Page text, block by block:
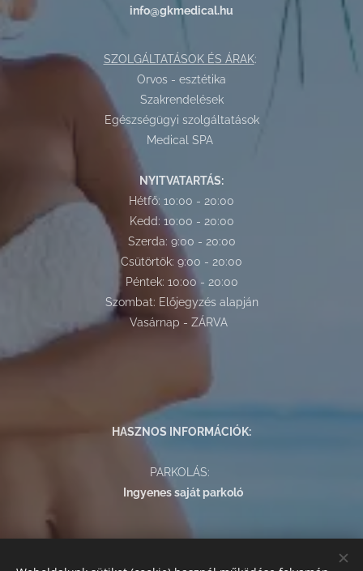
info@gkmedical.hu
SZOLGÁLTATÁSOK ÉS ÁRAK:
Orvos - esztétika
Szakrendelések
Egészségügyi szolgáltatások
Medical SPA
NYITVATARTÁS:
Hétfő: 10:00 - 20:00
Kedd: 10:00 - 20:00
Szerda: 9:00 - 20:00
Csütörtök: 9:00 - 20:00
Péntek: 10:00 - 20:00
Szombat: Előjegyzés alapján
Vasárnap - ZÁRVA
HASZNOS INFORMÁCIÓK:
PARKOLÁS:
Ingyenes saját parkoló